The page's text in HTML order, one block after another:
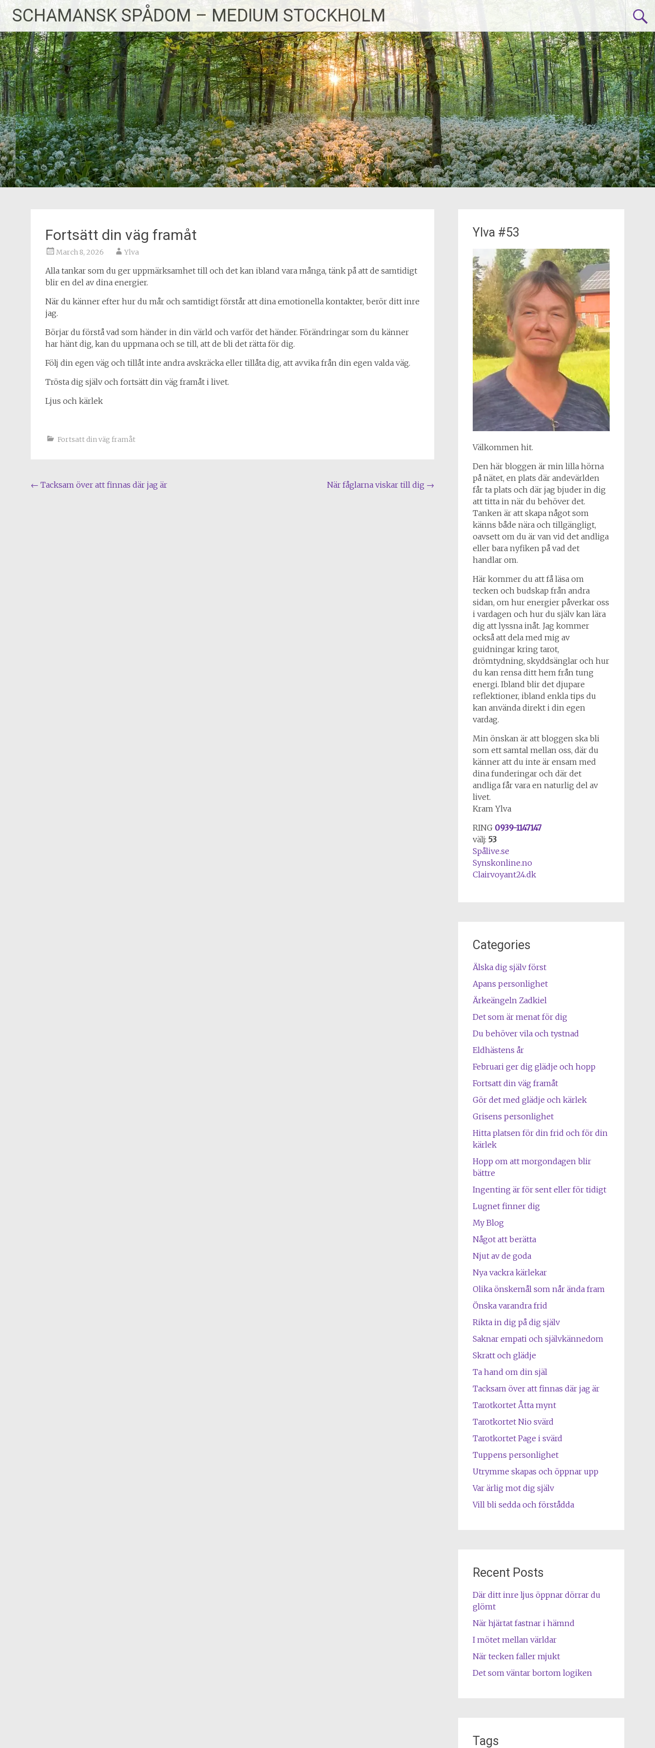
Skip
content
SCHAMANSK SPÅDOM – MEDIUM STOCKHOLM
Fortsätt din väg framåt
March 8, 2026 Ylva
Alla tankar som du ger uppmärksamhet till och det kan ibland vara många, tänk på att de samtidigt
blir en del av dina energier.
När du känner efter hur du mår och samtidigt förstår att dina emotionella kontakter, berör ditt inre
jag.
Börjar du förstå vad som händer in din värld och varför det händer. Förändringar som du känner
har hänt dig, kan du uppmana och se till, att de bli det rätta för dig.
Följ din egen väg och tillåt inte andra avskräcka eller tillåta dig, att avvika från din egen valda väg.
Trösta dig själv och fortsätt din väg framåt i livet.
Ljus och kärlek
Fortsatt din väg framåt
Post
← Tacksam över att finnas där jag är När fåglarna viskar till dig →
Ylva #53
Välkommen hit.
Den här bloggen är min lilla hörna
på nätet, en plats där andevärlden
får ta plats och där jag bjuder in dig
att titta in när du behöver det.
Tanken är att skapa något som
känns både nära och tillgängligt,
oavsett om du är van vid det andliga
eller bara nyfiken på vad det
handlar om.
Här kommer du att få läsa om
tecken och budskap från andra
sidan, om hur energier påverkar oss
i vardagen och hur du själv kan lära
dig att lyssna inåt. Jag kommer
också att dela med mig av
guidningar kring tarot,
drömtydning, skyddsänglar och hur
du kan rensa ditt hem från tung
energi. Ibland blir det djupare
reflektioner, ibland enkla tips du
kan använda direkt i din egen
vardag.
Min önskan är att bloggen ska bli
som ett samtal mellan oss, där du
känner att du inte är ensam med
dina funderingar och där det
andliga får vara en naturlig del av
livet.
Kram Ylva
RING 0939-1147147
välj: 53
Spålive.se
Synskonline.no
Clairvoyant24.dk
Categories
Älska dig själv först
Apans personlighet
Ärkeängeln Zadkiel
Det som är menat för dig
Du behöver vila och tystnad
Eldhästens år
Februari ger dig glädje och hopp
Fortsatt din väg framåt
Gör det med glädje och kärlek
Grisens personlighet
Hitta platsen för din frid och för din
kärlek
Hopp om att morgondagen blir
bättre
Ingenting är för sent eller för tidigt
Lugnet finner dig
My Blog
Något att berätta
Njut av de goda
Nya vackra kärlekar
Olika önskemål som når ända fram
Önska varandra frid
Rikta in dig på dig själv
Saknar empati och självkännedom
Skratt och glädje
Ta hand om din själ
Tacksam över att finnas där jag är
Tarotkortet Åtta mynt
Tarotkortet Nio svärd
Tarotkortet Page i svärd
Tuppens personlighet
Utrymme skapas och öppnar upp
Var ärlig mot dig själv
Vill bli sedda och förstådda
Recent Posts
Där ditt inre ljus öppnar dörrar du
glömt
När hjärtat fastnar i hämnd
I mötet mellan världar
När tecken faller mjukt
Det som väntar bortom logiken
Tags